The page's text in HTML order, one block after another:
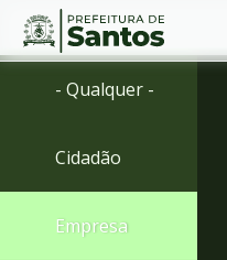
Ir
Ir
Conteúdo
- Qualquer -
Cidadão
Empresa